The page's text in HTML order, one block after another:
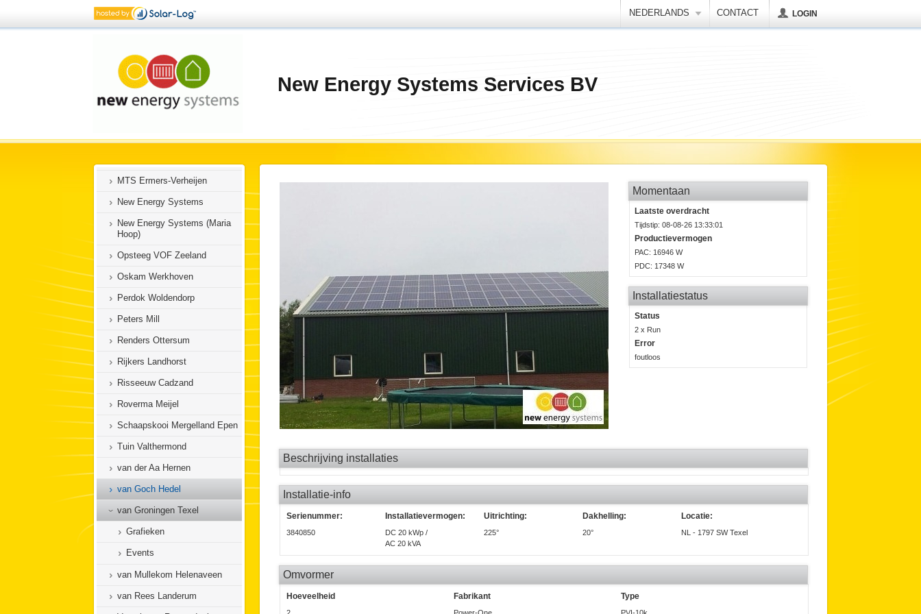
NEDERLANDS CONTACT LOGIN
New Energy Systems Services BV
MTS Noordermeer Middenmeer
Oler
MTS van der Ploeg
Kollumerpomp
MTS van Lenthe en Arauz
MTS van Renselaar
MTS Ermers-Verheijen
New Energy Systems
New Energy Systems (Maria
Hoop)
Opsteeg VOF Zeeland
Oskam Werkhoven
Perdok Woldendorp
Peters Mill
Renders Ottersum
Rijkers Landhorst
Risseeuw Cadzand
Roverma Meijel
Schaapskooi Mergelland Epen
Tuin Valthermond
van der Aa Hernen
van Goch Hedel
van Groningen Texel
Grafieken
Events
van Mullekom Helenaveen
van Rees Landerum
Momentaan
Laatste overdracht
Tijdstip: 08-08-26 13:33:01
Productievermogen
PAC: 16946 W
PDC: 17348 W
Installatiestatus
Status
2 x Run
Error
foutloos
Beschrijving installaties
Installatie-info
Serienummer: Installatievermogen: Uitrichting: Dakhelling: Locatie:
3840850
DC 20 kWp /
AC 20 kVA
225° 20° NL - 1797 SW Texel
Omvormer
Hoeveelheid Fabrikant Type